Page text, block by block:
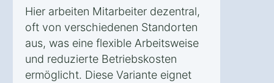
Hier arbeiten Mitarbeiter dezentral,
oft von verschiedenen Standorten
aus, was eine flexible Arbeitsweise
und reduzierte Betriebskosten
ermöglicht. Diese Variante eignet